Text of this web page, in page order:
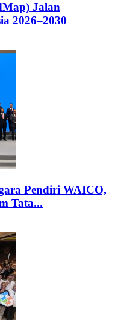
Jalan
2026–2030
Pendiri WAICO,
Tata...